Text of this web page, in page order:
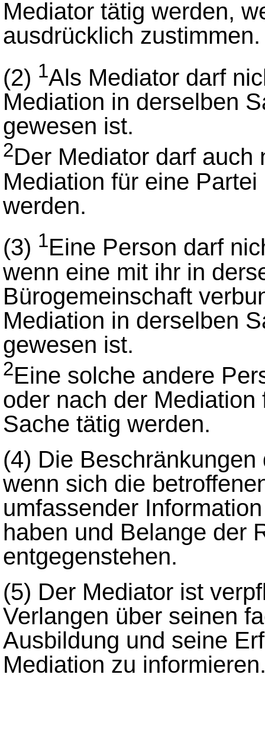
Mediator tätig werden,
ausdrücklich zustimmen.
(2) 1Als Mediator darf
Mediation in derselben
gewesen ist.
2Der Mediator darf auch
Mediation für eine
werden.
(3) 1Eine Person darf
wenn eine mit ihr in
Bürogemeinschaft
Mediation in derselben
gewesen ist.
2Eine solche andere
oder nach der
Sache tätig werden.
(4) Die
wenn sich die
umfassender
haben und Belange der
entgegenstehen.
(5) Der Mediator ist
Verlangen über seinen
Ausbildung und seine
Mediation zu